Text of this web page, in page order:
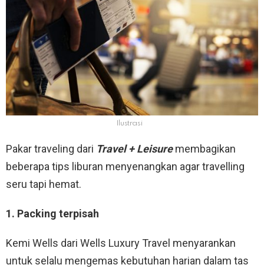
Ilustrasi
Pakar traveling dari Travel + Leisuremembagikan
beberapa tips liburan menyenangkan agar travelling
seru tapi hemat.
1. Packing terpisah
Kemi Wells dari Wells Luxury Travel menyarankan
untuk selalu mengemas kebutuhan harian dalam tas